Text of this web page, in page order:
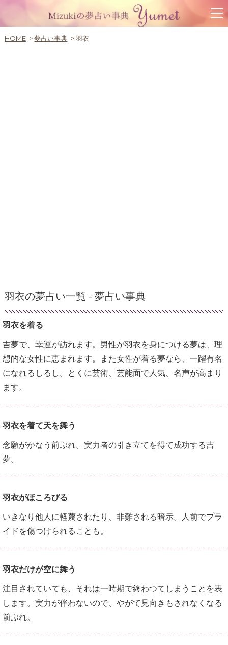
HOME 夢占い事典 羽衣
羽衣の夢占い一覧 - 夢占い事典
羽衣を着る
吉夢で、幸運が訪れます。男性が羽衣を身につける夢は、理
想的な女性に恵まれます。また女性が着る夢なら、一躍有名
になれるしるし。とくに芸術、芸能面で人気、名声が高まり
ます。
羽衣を着て天を舞う
念願がかなう前ぶれ。実力者の引き立てを得て成功する吉
夢。
羽衣がほころびる
いきなり他人に軽蔑されたり、非難される暗示。人前でプラ
イドを傷つけられることも。
羽衣だけが空に舞う
注目されていても、それは一時期で終わつてしまうことを表
します。実力が伴わないので、やがて見向きもされなくなる
前ぶれ。